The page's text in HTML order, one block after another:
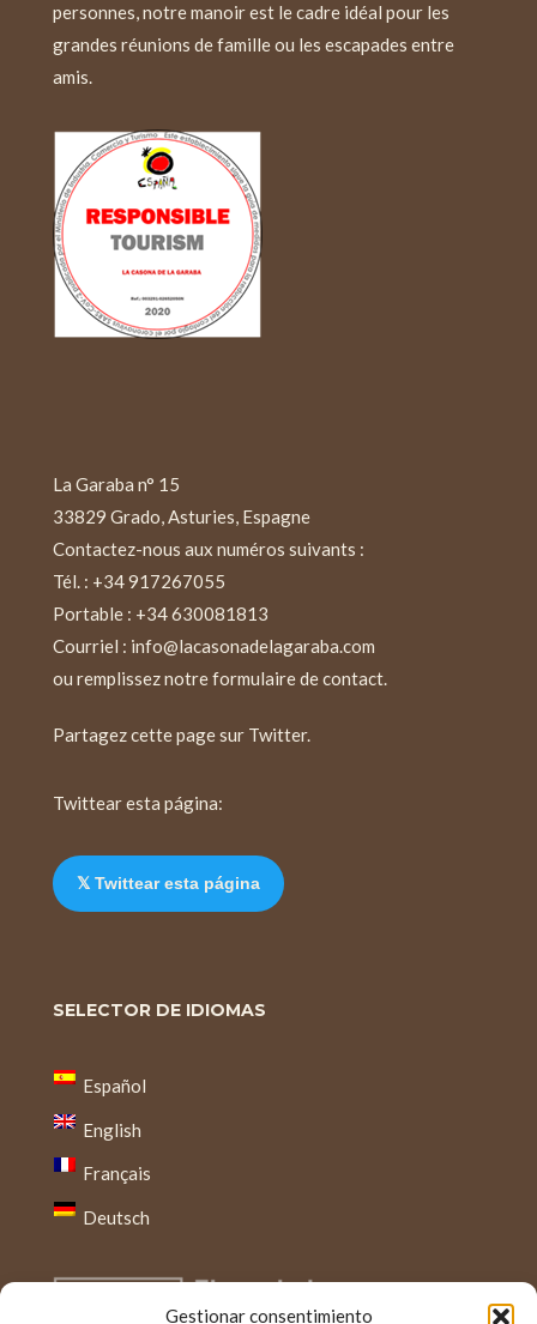
Gestionar consentimiento
personnes, notre manoir est le cadre idéal pour les
grandes réunions de famille ou les escapades entre
amis.
La Garaba n° 15
33829 Grado, Asturies, Espagne
Contactez-nous aux numéros suivants :
Tél. : +34 917267055
Portable : +34 630081813
Courriel : info@lacasonadelagaraba.com
ou remplissez notre formulaire de contact.
Partagez cette page sur Twitter.
Twittear esta página:
𝕏 Twittear esta página
SELECTOR DE IDIOMAS
Español
English
Français
Deutsch